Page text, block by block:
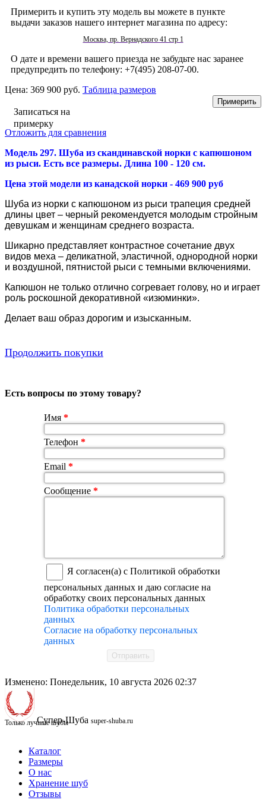
Примерить и купить эту модель вы можете в пункте
выдачи заказов нашего интернет магазина по адресу:
Москва, пр. Вернадского 41 стр 1
О дате и времени вашего приезда не забудьте нас заранее
предупредить по телефону: +7(495) 208-07-00.
Цена: 369 900 руб. Таблица размеров
Записаться на
примерку
Отложить для сравнения
Модель 297. Шуба из скандинавской норки с капюшоном
из рыси. Есть все размеры. Длина 100 - 120 см.
Цена этой модели из канадской норки - 469 900 руб
Шуба из норки с капюшоном из рыси трапеция средней
длины цвет – черный рекомендуется молодым стройным
девушкам и женщинам среднего возраста.
Шикарно представляет контрастное сочетание двух
видов меха – деликатной, эластичной, однородной норки
и воздушной, пятнистой рыси с темными включениями.
Капюшон не только отлично согревает голову, но и играет
роль роскошной декоративной «изюминки».
Делает ваш образ дорогим и изысканным.
Продолжить покупки
Есть вопросы по этому товару?
Имя *
Телефон *
Email *
Сообщение *
Я согласен(а) с Политикой обработки
персональных данных и даю согласие на
обработку своих персональных данных
Политика обработки персональных
данных
Согласие на обработку персональных
данных
Отправить
Изменено: Понедельник, 10 августа 2026 02:37
Супер-Шуба super-shuba.ru
Только лучшие шубы
Каталог
Размеры
О нас
Хранение шуб
Отзывы